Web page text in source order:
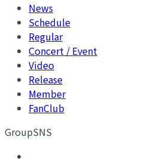
News
Schedule
Regular
Concert / Event
Video
Release
Member
FanClub
GroupSNS